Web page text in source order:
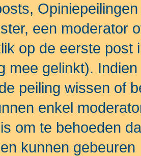
een moderator
op de eerste post
mee gelinkt).
peiling wissen of
enkel
om te behoeden
kunnen gebeuren